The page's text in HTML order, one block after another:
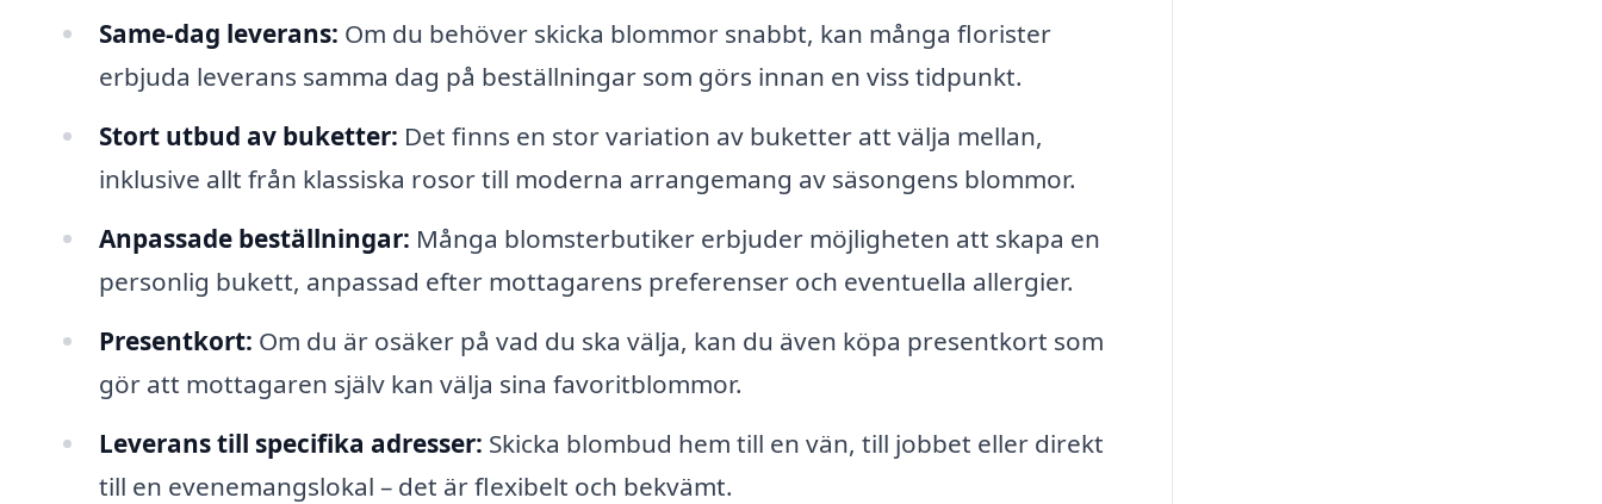
Same-dag leverans: Om du behöver skicka blommor snabbt, kan många florister
erbjuda leverans samma dag på beställningar som görs innan en viss tidpunkt.
Stort utbud av buketter: Det finns en stor variation av buketter att välja mellan,
inklusive allt från klassiska rosor till moderna arrangemang av säsongens blommor.
Anpassade beställningar: Många blomsterbutiker erbjuder möjligheten att skapa en
personlig bukett, anpassad efter mottagarens preferenser och eventuella allergier.
Presentkort: Om du är osäker på vad du ska välja, kan du även köpa presentkort som
gör att mottagaren själv kan välja sina favoritblommor.
Leverans till specifika adresser: Skicka blombud hem till en vän, till jobbet eller direkt
till en evenemangslokal – det är flexibelt och bekvämt.